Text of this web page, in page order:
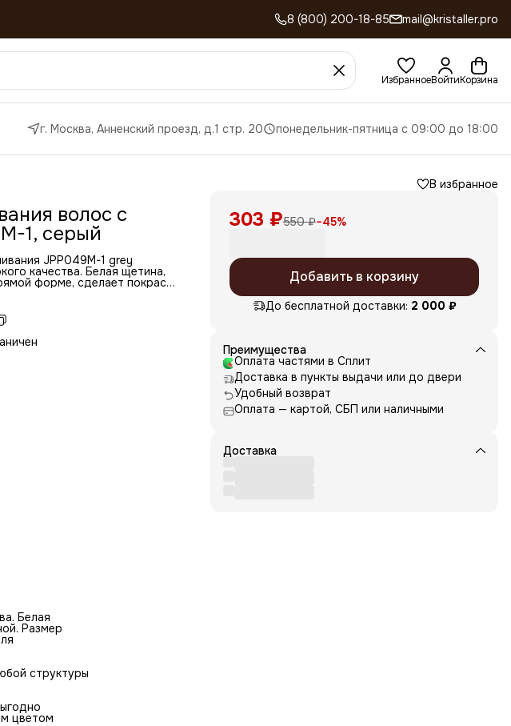
8 (800) 200-18-85 mail@kristaller.pro
ИзбранноеВойтиКорзина
г. Москва, Анненский проезд, д.1 стр. 20 понедельник-пятница с 09:00 до 18:00
волос с
1, серый
JPP049M-1 grey
качества. Белая щетина,
форме, сделает покраску
щетины - 45 мм, форма
со специальным
отделения прядей.
щетины отличного
волосы любой структуры и
практичность и
выгодно отличают
В избранное
303 ₽550 ₽−45%
Добавить в корзину
До бесплатной доставки: 2 000 ₽
Преимущества
Оплата частями в Сплит
Доставка в пункты выдачи или до двери
Удобный возврат
Оплата — картой, СБП или наличными
Доставка
Белая
Размер
структуры
цветом